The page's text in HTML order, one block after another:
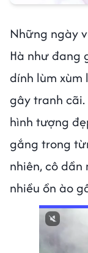
Những ngày
Hà như đang
dính lùm xùm
gây tranh
hình tượng
gắng trong
nhiên, cô
nhiều ồn ào